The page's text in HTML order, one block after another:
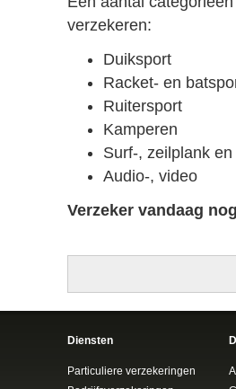
verzekeren:
Duiksport
Racket- en
Ruitersport
Kamperen
Surf-, zeilplank en
Audio-, video
Verzeker vandaag
Diensten
Particuliere verzekeringen